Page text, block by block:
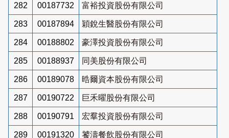
282 00187732 富裕投資股份有限公司
283 00187894 穎銳生醫股份有限公司
284 00188802 豪澤投資股份有限公司
285 00188937 同美股份有限公司
286 00189078 晧爾資本股份有限公司
287 00190722 巨禾曜股份有限公司
288 00190791 宏羣投資股份有限公司
289 00191320 饕濤餐飲股份有限公司